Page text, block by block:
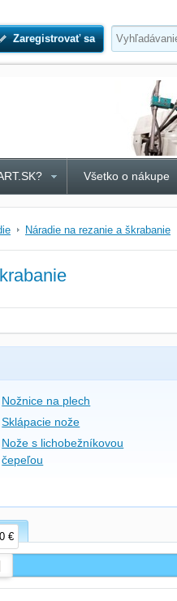
Zaregistrovať sa
Všetko o nákupe
Náradie na rezanie a škrabanie
Nožnice na plech
Sklápacie nože
Nože s lichobežníkovou
čepeľou
€